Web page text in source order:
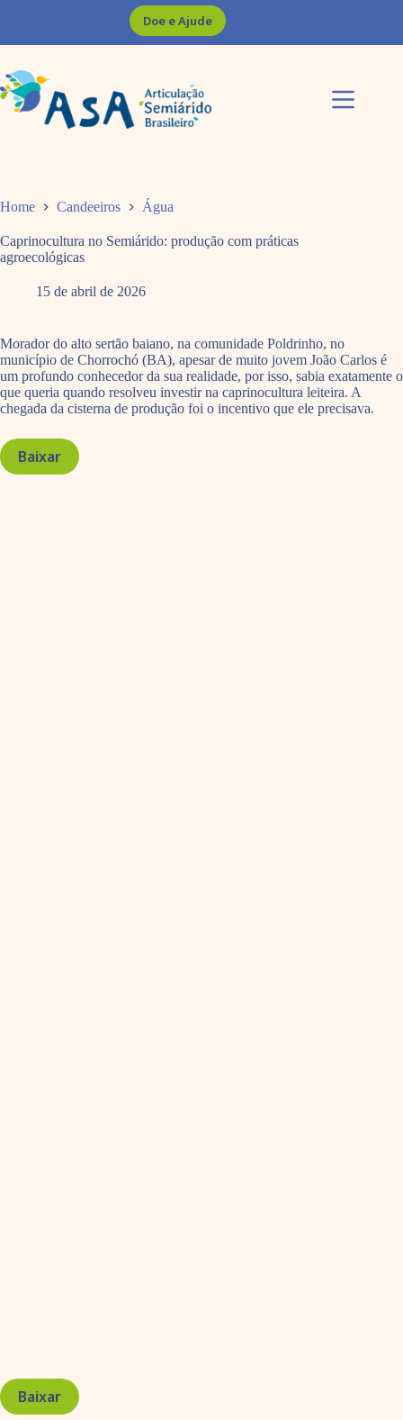
Doe e Ajude
Home Candeeiros Água
Caprinocultura no Semiárido: produção com práticas
agroecológicas
15 de abril de 2026
Morador do alto sertão baiano, na comunidade Poldrinho, no
município de Chorrochó (BA), apesar de muito jovem João Carlos é
um profundo conhecedor da sua realidade, por isso, sabia exatamente o
que queria quando resolveu investir na caprinocultura leiteira. A
chegada da cisterna de produção foi o incentivo que ele precisava.
Baixar
Baixar